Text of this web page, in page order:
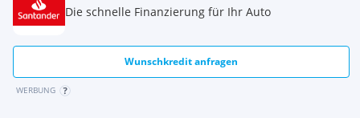
Die schnelle Finanzierung für Ihr Auto
Wunschkredit anfragen
WERBUNG